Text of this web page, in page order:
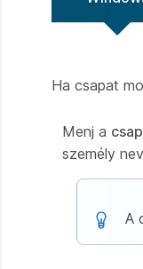
Ha csapat
Menj a
személy
A